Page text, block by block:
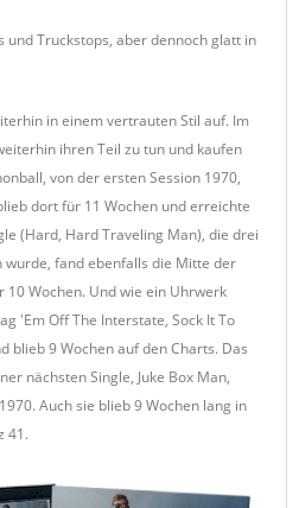
und Truckstops, aber dennoch glatt in
in einem vertrauten Stil auf. Im
ihren Teil zu tun und kaufen
von der ersten Session 1970,
dort für 11 Wochen und erreichte
(Hard, Hard Traveling Man), die drei
fand ebenfalls die Mitte der
Wochen. Und wie ein Uhrwerk
'Em Off The Interstate, Sock It To
blieb 9 Wochen auf den Charts. Das
nächsten Single, Juke Box Man,
Auch sie blieb 9 Wochen lang in
41.